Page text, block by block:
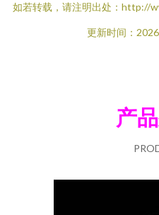
如若转载，请注明出处：http://
更新时间：
产